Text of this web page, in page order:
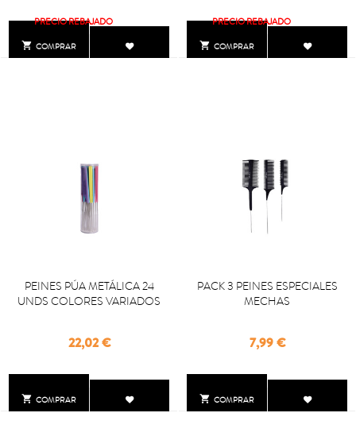
PRECIO REBAJADO
 COMPRAR
PRECIO REBAJADO
 COMPRAR
 COMPRAR
PEINES PÚA METÁLICA 24
UNDS COLORES VARIADOS
Precio
22,02 €
 COMPRAR
PACK 3 PEINES ESPECIALES
MECHAS
Precio
7,99 €